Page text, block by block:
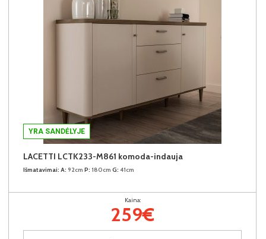
YRA SANDĖLYJE
LACETTI LCTK233-M861 komoda-indauja
Išmatavimai: A: 92cm P: 180cm G: 41cm
Kaina:
259€